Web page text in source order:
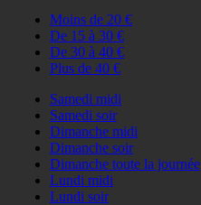
Moins de 20 €
De 15 à 30 €
De 30 à 40 €
Plus de 40 €
Samedi midi
Samedi soir
Dimanche midi
Dimanche soir
Dimanche toute la journée
Lundi midi
Lundi soir